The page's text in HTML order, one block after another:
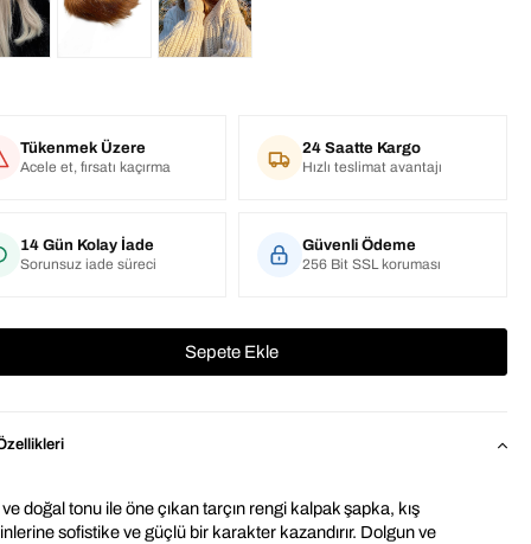
Tükenmek Üzere
Acele et, fırsatı kaçırma
24 Saatte Kargo
Hızlı teslimat avantajı
14 Gün Kolay İade
Sorunsuz iade süreci
Güvenli Ödeme
256 Bit SSL koruması
ve doğal tonu ile öne çıkan tarçın rengi kalpak şapka, kış
sofistike ve güçlü bir karakter kazandırır. Dolgun ve